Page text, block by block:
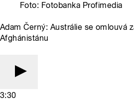
Foto: Fotobanka Profimedia
Adam Černý: Austrálie se omlouvá
Afghánistánu
3:30